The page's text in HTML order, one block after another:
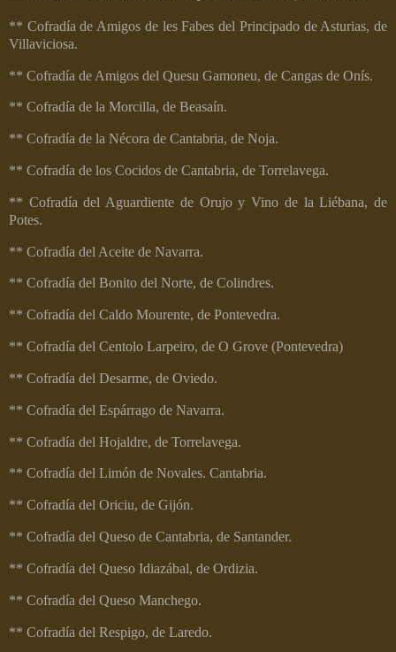
** Cofradía de Amigos de les Fabes del Principado de Asturias, de
Villaviciosa.
** Cofradía de Amigos del Quesu Gamoneu, de Cangas de Onís.
** Cofradía de la Morcilla, de Beasaín.
** Cofradía de la Nécora de Cantabria, de Noja.
** Cofradía de los Cocidos de Cantabria, de Torrelavega.
** Cofradía del Aguardiente de Orujo y Vino de la Liébana, de
Potes.
** Cofradía del Aceite de Navarra.
** Cofradía del Bonito del Norte, de Colindres.
** Cofradía del Caldo Mourente, de Pontevedra.
** Cofradía del Centolo Larpeiro, de O Grove (Pontevedra)
** Cofradía del Desarme, de Oviedo.
** Cofradía del Espárrago de Navarra.
** Cofradía del Hojaldre, de Torrelavega.
** Cofradía del Limón de Novales. Cantabria.
** Cofradía del Oriciu, de Gijón.
** Cofradía del Queso de Cantabria, de Santander.
** Cofradía del Queso Idiazábal, de Ordizia.
** Cofradía del Queso Manchego.
** Cofradía del Respigo, de Laredo.